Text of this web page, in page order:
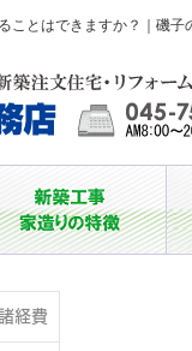
ことはできますか？｜磯子
経費